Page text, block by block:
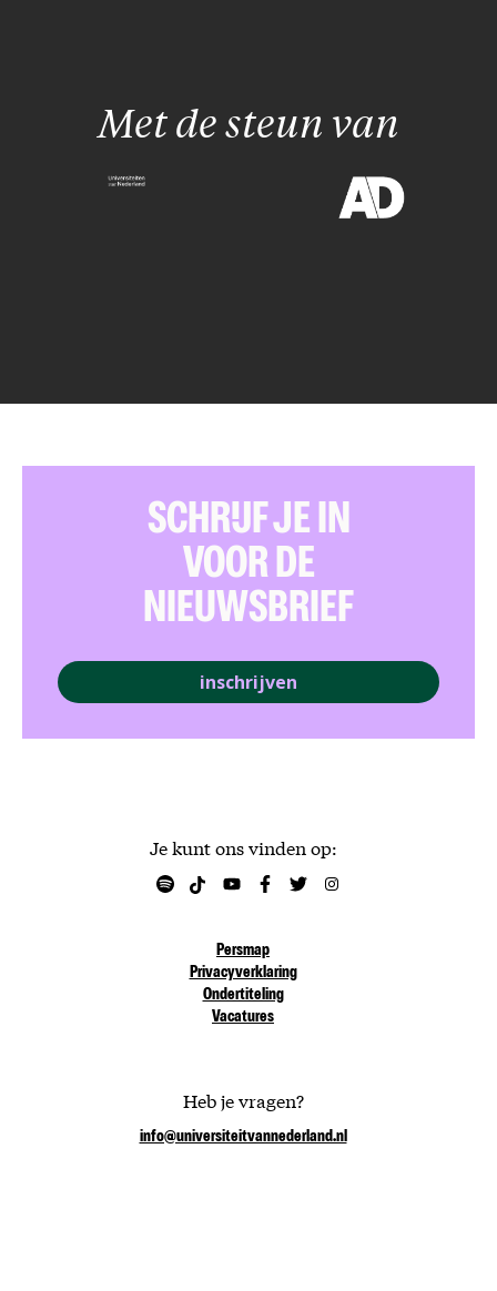
Met de steun van
Je kunt ons vinden op:
Persmap
Privacyverklaring
Ondertiteling
Vacatures
Heb je vragen?
info@universiteitvannederland.nl
SCHRIJF JE IN
VOOR DE
NIEUWSBRIEF
inschrijven